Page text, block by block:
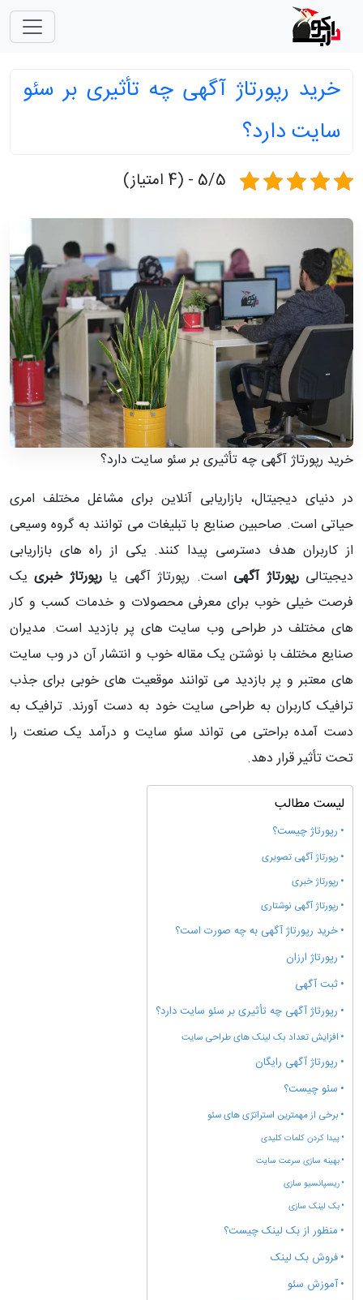
خرید رپورتاژ آگهی چه تأثیری بر سئو
سایت دارد؟
5/5 - (4 امتیاز)
خرید رپورتاژ آگهی چه تأثیری بر سئو سایت دارد؟
در دنیای دیجیتال، بازاریابی آنلاین برای مشاغل مختلف امری
حیاتی است. صاحبین صنایع با تبلیغات می توانند به گروه وسیعی
از کاربران هدف دسترسی پیدا کنند. یکی از راه های بازاریابی
دیجیتالیرپورتاژ آگهی است. رپورتاژ آگهی یارپورتاژ خبرییک
فرصت خیلی خوب برای معرفی محصولات و خدمات کسب و کار
های مختلف در طراحی وب سایت های پر بازدید است. مدیران
صنایع مختلف با نوشتن یک مقاله خوب و انتشار آن در وب سایت
های معتبر و پر بازدید می توانند موقعیت های خوبی برای جذب
ترافیک کاربران به طراحی سایت خود به دست آورند. ترافیک به
دست آمده براحتی می تواند سئو سایت و درآمد یک صنعت را
تحت تأثیر قرار دهد.
لیست مطالب
رپورتاژ چیست؟
رپورتاژ آگهی تصویری
رپورتاژ خبری
رپورتاژ آگهی نوشتاری
خرید رپورتاژ آگهی به چه صورت است؟
رپورتاژ ارزان
ثبت آگهی
رپورتاژ آگهی چه تأثیری بر سئو سایت دارد؟
افزایش تعداد بک لینک های طراحی سایت
رپورتاژ آگهی رایگان
سئو چیست؟
برخی از مهمترین استراتژی های سئو
پیدا کردن کلمات کلیدی
بهینه سازی سرعت سایت
ریسپانسیو سازی
بک لینک سازی
منظور از بک لینک چیست؟
فروش بک لینک
آموزش سئو